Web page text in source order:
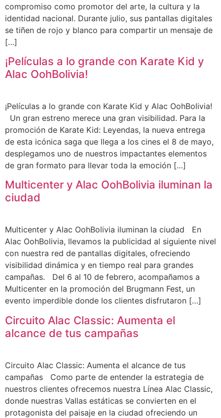
compromiso como promotor del arte, la cultura y la
identidad nacional. Durante julio, sus pantallas digitales
se tiñen de rojo y blanco para compartir un mensaje de
[…]
¡Películas a lo grande con Karate Kid y
Alac OohBolivia!
¡Películas a lo grande con Karate Kid y Alac OohBolivia!
Un gran estreno merece una gran visibilidad. Para la
promoción de Karate Kid: Leyendas, la nueva entrega
de esta icónica saga que llega a los cines el 8 de mayo,
desplegamos uno de nuestros impactantes elementos
de gran formato para llevar toda la emoción […]
Multicenter y Alac OohBolivia iluminan la
ciudad
Multicenter y Alac OohBolivia iluminan la ciudad En
Alac OohBolivia, llevamos la publicidad al siguiente nivel
con nuestra red de pantallas digitales, ofreciendo
visibilidad dinámica y en tiempo real para grandes
campañas. Del 6 al 10 de febrero, acompañamos a
Multicenter en la promoción del Brugmann Fest, un
evento imperdible donde los clientes disfrutaron […]
Circuito Alac Classic: Aumenta el
alcance de tus campañas
Circuito Alac Classic: Aumenta el alcance de tus
campañas Como parte de entender la estrategia de
nuestros clientes ofrecemos nuestra Línea Alac Classic,
donde nuestras Vallas estáticas se convierten en el
protagonista del paisaje en la ciudad ofreciendo un